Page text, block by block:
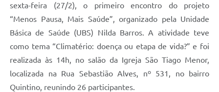
sexta-feira (27/2), o primeiro encontro do projeto
“Menos Pausa, Mais Saúde”, organizado pela Unidade
Básica de Saúde (UBS) Nilda Barros. A atividade teve
como tema “Climatério: doença ou etapa de vida?” e foi
realizada às 14h, no salão da Igreja São Tiago Menor,
localizada na Rua Sebastião Alves, nº 531, no bairro
Quintino, reunindo 26 participantes.